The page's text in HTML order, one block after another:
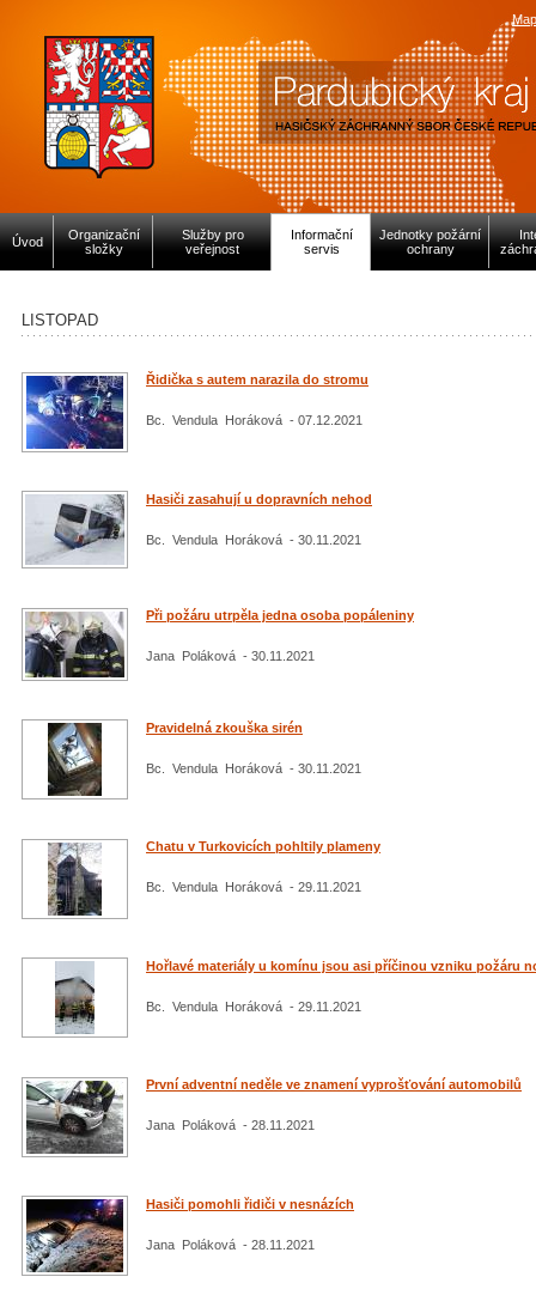
Úvod
Organizační
složky
Služby pro
veřejnost
Informační
servis
Jednotky požární
ochrany
LISTOPAD
Řidička s autem narazila do stromu
Bc. Vendula Horáková - 07.12.2021
Hasiči zasahují u dopravních nehod
Bc. Vendula Horáková - 30.11.2021
Při požáru utrpěla jedna osoba popáleniny
Jana Poláková - 30.11.2021
Pravidelná zkouška sirén
Bc. Vendula Horáková - 30.11.2021
Chatu v Turkovicích pohltily plameny
Bc. Vendula Horáková - 29.11.2021
Hořlavé materiály u komínu jsou asi příčinou vzniku požáru
Bc. Vendula Horáková - 29.11.2021
První adventní neděle ve znamení vyprošťování automobilů
Jana Poláková - 28.11.2021
Hasiči pomohli řidiči v nesnázích
Jana Poláková - 28.11.2021